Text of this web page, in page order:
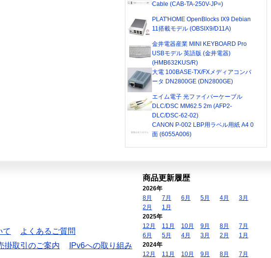
Cable (CAB-TA-250V-JP=)
PLAT'HOME OpenBlocks IX9 Debian
11搭載モデル (OBSIX9/D11A)
金井電器産業 MINI KEYBOARD Pro
USBモデル 英語版 (金井電器)
(HMB632KUS/R)
大電 100BASE-TX/FXメディアコンバ
ータ DN2800GE (DN2800GE)
エイム電子 光ファイバーケーブル
DLC/DSC MM62.5 2m (AFP2-
DLC/DSC-62-02)
CANON P-002 LBP用ラベル用紙 A4 0
面 (6055A006)
て
よくあるご質問
掛取引のご案内
IPv6への取り組み
商品更新履歴
2026年
8月
7月 6月 5月 4月
3月
2月
1月
2025年
12月
11月 10月 9月 8月
7月
6月
5月 4月 3月 2月
1月
2024年
12月
11月 10月 9月 8月
7月